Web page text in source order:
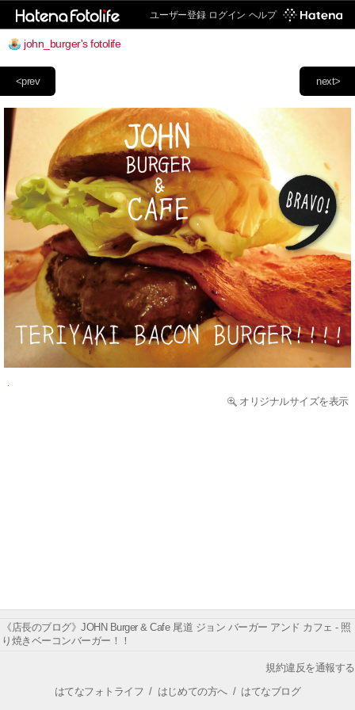
ユーザー登録 ログイン ヘルプ
john_burger's fotolife
next>
<prev
オリジナルサイズを表示
《店長のブログ》JOHN Burger & Cafe 尾道 ジョン バーガー アンド カフェ - 照
り焼きベーコンバーガー！！
規約違反を通報する
はてなフォトライフ / はじめての方へ/ はてなブログ